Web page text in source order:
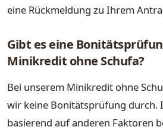
eine Rückmeldung zu Ihrem
Gibt es eine
Minikredit ohne Schufa?
Bei unserem Minikredit ohne
wir keine Bonitätsprüfung durch.
basierend auf anderen Faktoren